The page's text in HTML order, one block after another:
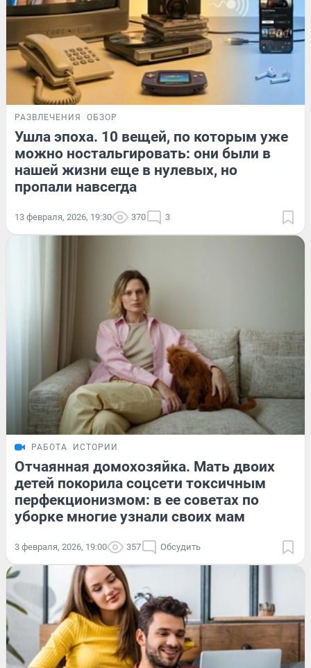
РАЗВЛЕЧЕНИЯ ОБЗОР
Ушла эпоха. 10 вещей, по которым уже
можно ностальгировать: они были в
нашей жизни еще в нулевых, но
пропали навсегда
13 февраля, 2026, 19:30 370 3
РАБОТА ИСТОРИИ
Отчаянная домохозяйка. Мать двоих
детей покорила соцсети токсичным
перфекционизмом: в ее советах по
уборке многие узнали своих мам
3 февраля, 2026, 19:00 357 Обсудить